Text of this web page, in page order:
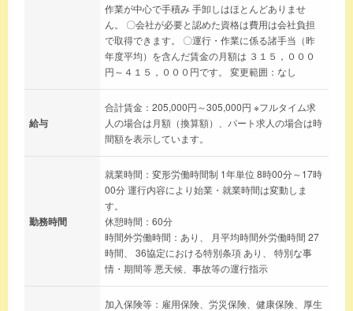
作業が中心で手積み 手卸しはほとんどありませ
ん。 〇会社が必要と認めた資格は費用は会社負担
で取得できます。 〇運行・作業に係る諸手当（昨
年度平均）を含んだ賃金の月額は ３１５，０００
円～４１５，０００円です。 変更範囲：なし
給与
合計賃金：205,000円～305,000円 ※フルタイム求
人の場合は月額（換算額）、パート求人の場合は時
間額を表示しています。
勤務時間
就業時間：変形労働時間制 1年単位 8時00分～17時
00分 運行内容により始業・就業時間は変動しま
す。
休憩時間：60分
時間外労働時間：あり、 月平均時間外労働時間 27
時間、 36協定における特別条項 あり、 特別な事
情・期間等 悪天候、事故等の運行指示
加入保険等：雇用保険、労災保険、健康保険、厚生